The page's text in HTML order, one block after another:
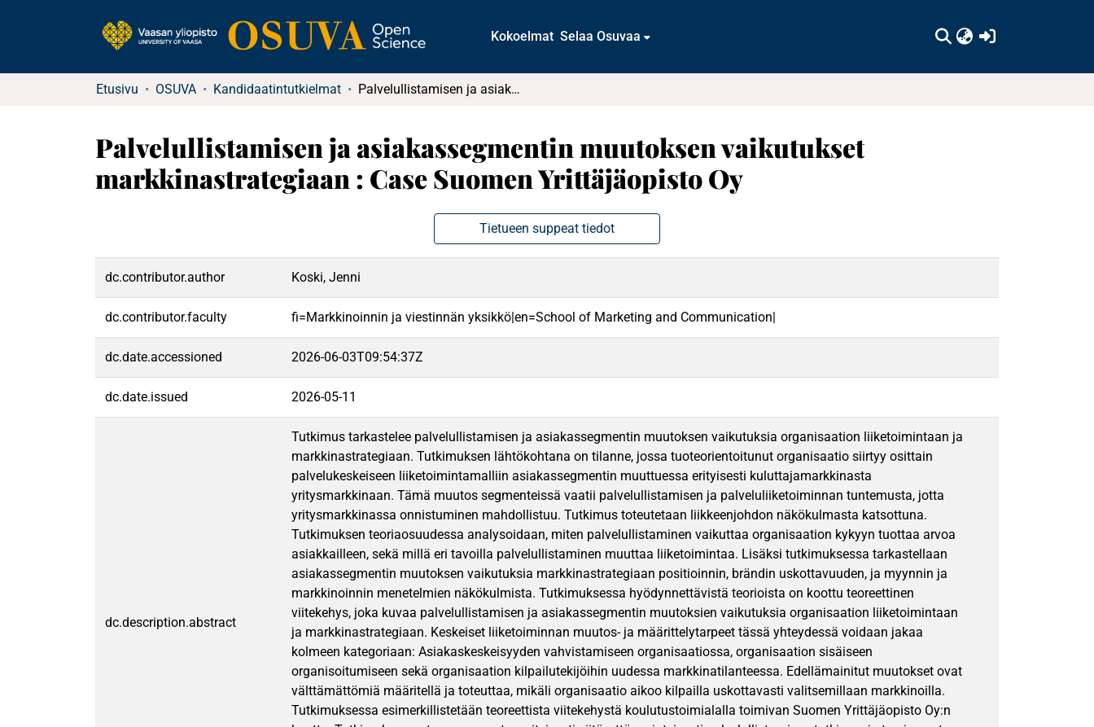
Kokoelmat Selaa Osuvaa
Etusivu OSUVA Kandidaatintutkielmat Palvelullistamisen ja asiakassegmentin muutoksen vaikutukset markkinastrategiaan : Case Suomen Yrittäjäopisto Oy
Palvelullistamisen ja asiakassegmentin muutoksen vaikutukset
markkinastrategiaan : Case Suomen Yrittäjäopisto Oy
Tietueen suppeat tiedot
dc.contributor.author Koski, Jenni
dc.contributor.faculty fi=Markkinoinnin ja viestinnän yksikkö|en=School of Marketing and Communication|
dc.date.accessioned 2026-06-03T09:54:37Z
dc.date.issued 2026-05-11
dc.description.abstract
Tutkimus tarkastelee palvelullistamisen ja asiakassegmentin muutoksen vaikutuksia organisaation liiketoimintaan ja
markkinastrategiaan. Tutkimuksen lähtökohtana on tilanne, jossa tuoteorientoitunut organisaatio siirtyy osittain
palvelukeskeiseen liiketoimintamalliin asiakassegmentin muuttuessa erityisesti kuluttajamarkkinasta
yritysmarkkinaan. Tämä muutos segmenteissä vaatii palvelullistamisen ja palveluliiketoiminnan tuntemusta, jotta
yritysmarkkinassa onnistuminen mahdollistuu. Tutkimus toteutetaan liikkeenjohdon näkökulmasta katsottuna.
Tutkimuksen teoriaosuudessa analysoidaan, miten palvelullistaminen vaikuttaa organisaation kykyyn tuottaa arvoa
asiakkailleen, sekä millä eri tavoilla palvelullistaminen muuttaa liiketoimintaa. Lisäksi tutkimuksessa tarkastellaan
asiakassegmentin muutoksen vaikutuksia markkinastrategiaan positioinnin, brändin uskottavuuden, ja myynnin ja
markkinoinnin menetelmien näkökulmista. Tutkimuksessa hyödynnettävistä teorioista on koottu teoreettinen
viitekehys, joka kuvaa palvelullistamisen ja asiakassegmentin muutoksien vaikutuksia organisaation liiketoimintaan
ja markkinastrategiaan. Keskeiset liiketoiminnan muutos- ja määrittelytarpeet tässä yhteydessä voidaan jakaa
kolmeen kategoriaan: Asiakaskeskeisyyden vahvistamiseen organisaatiossa, organisaation sisäiseen
organisoitumiseen sekä organisaation kilpailutekijöihin uudessa markkinatilanteessa. Edellämainitut muutokset ovat
välttämättömiä määritellä ja toteuttaa, mikäli organisaatio aikoo kilpailla uskottavasti valitsemillaan markkinoilla.
Tutkimuksessa esimerkillistetään teoreettista viitekehystä koulutustoimialalla toimivan Suomen Yrittäjäopisto Oy:n